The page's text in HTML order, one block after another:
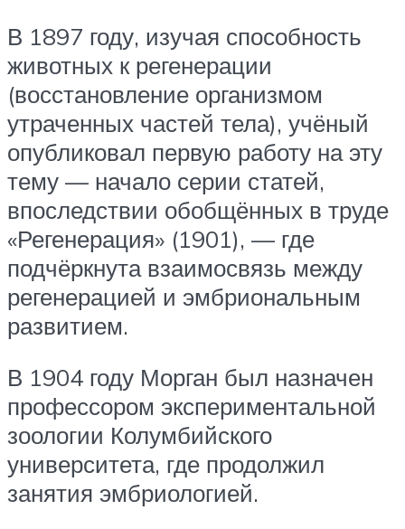
В 1897 году, изучая способность
животных к регенерации
(восстановление организмом
утраченных частей тела), учёный
опубликовал первую работу на эту
тему — начало серии статей,
впоследствии обобщённых в труде
«Регенерация» (1901), — где
подчёркнута взаимосвязь между
регенерацией и эмбриональным
развитием.
В 1904 году Морган был назначен
профессором экспериментальной
зоологии Колумбийского
университета, где продолжил
занятия эмбриологией.